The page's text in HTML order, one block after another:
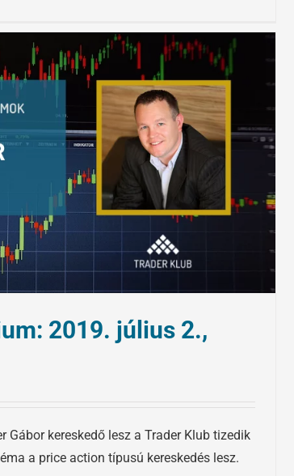
2019. július 2.,
kereskedő lesz a Trader Klub tizedik
a price action típusú kereskedés lesz.